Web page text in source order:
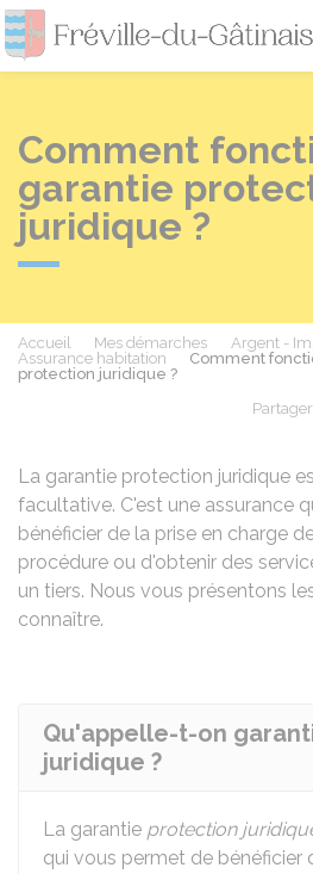
Comment
garantie
juridique ?
Accueil Mes démarches
Argent -
Assurance habitation
Comment
protection juridique ?
Partager
La garantie protection juridique
facultative. C'est une assurance
bénéficier de la prise en charge
procédure ou d'obtenir des
un tiers. Nous vous présentons
connaître.
Qu'appelle-t-on
juridique ?
La garantie protection
qui vous permet de bénéficier